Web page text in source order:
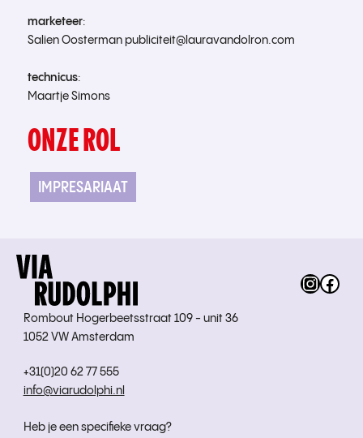
marketeer:
Salien Oosterman publiciteit@lauravandolron.com
technicus:
Maartje Simons
ONZE ROL
IMPRESARIAAT
Rombout Hogerbeetsstraat 109 - unit 36
1052 VW Amsterdam
+31(0)20 62 77 555
info@viarudolphi.nl
Heb je een specifieke vraag?